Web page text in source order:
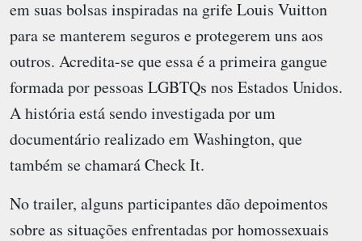
em suas bolsas inspiradas na grife Louis Vuitton
para se manterem seguros e protegerem uns aos
outros. Acredita-se que essa é a primeira gangue
formada por pessoas LGBTQs nos Estados Unidos.
A história está sendo investigada por um
documentário realizado em Washington, que
também se chamará Check It.
No trailer, alguns participantes dão depoimentos
sobre as situações enfrentadas por homossexuais